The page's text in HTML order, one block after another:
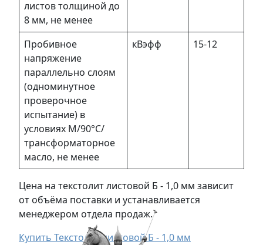
листов толщиной до
8 мм, не менее
Пробивное
напряжение
параллельно слоям
(одноминутное
проверочное
испытание) в
условиях M/90°С/
трансформаторное
масло, не менее
кВэфф 15-12
Цена на текстолит листовой Б - 1,0 мм зависит
от объёма поставки и устанавливается
менеджером отдела продаж.
Купить Текстолит листовой Б - 1,0 мм